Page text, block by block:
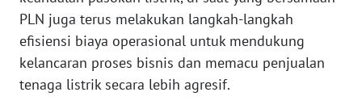
PLN juga terus melakukan langkah-langkah
efisiensi biaya operasional untuk mendukung
kelancaran proses bisnis dan memacu penjualan
tenaga listrik secara lebih agresif.
REDAKSI
KARIR